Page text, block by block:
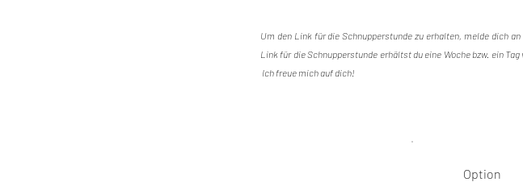
Um den Link für die Schnupperstunde zu erhalten, melde dich
Link für die Schnupperstunde erhältst du eine Woche bzw. ein
Ich freue mich auf dich!
Option